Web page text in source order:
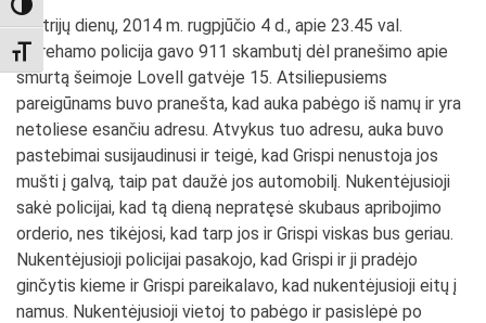
TOGGLE HIGH CONTRAST
TOGGLE FONT SIZE
Po trijų dienų, 2014 m. rugpjūčio 4 d., apie 23.45 val.
Warehamo policija gavo 911 skambutį dėl pranešimo apie
smurtą šeimoje Lovell gatvėje 15. Atsiliepusiems
pareigūnams buvo pranešta, kad auka pabėgo iš namų ir yra
netoliese esančiu adresu. Atvykus tuo adresu, auka buvo
pastebimai susijaudinusi ir teigė, kad Grispi nenustoja jos
mušti į galvą, taip pat daužė jos automobilį. Nukentėjusioji
sakė policijai, kad tą dieną nepratęsė skubaus apribojimo
orderio, nes tikėjosi, kad tarp jos ir Grispi viskas bus geriau.
Nukentėjusioji policijai pasakojo, kad Grispi ir ji pradėjo
ginčytis kieme ir Grispi pareikalavo, kad nukentėjusioji eitų į
namus. Nukentėjusioji vietoj to pabėgo ir pasislėpė po